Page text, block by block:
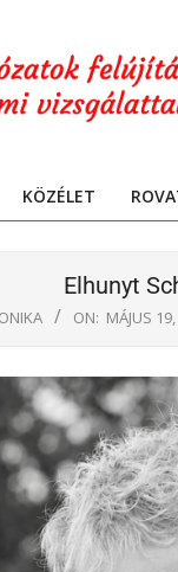
KÖZÉLET
Elhunyt
ON: MÁJUS